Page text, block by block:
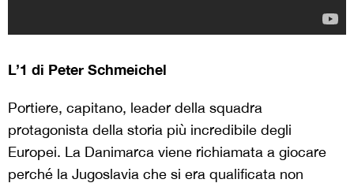
L’1 di Peter Schmeichel
Portiere, capitano, leader della squadra
protagonista della storia più incredibile degli
Europei. La Danimarca viene richiamata a giocare
perché la Jugoslavia che si era qualificata non